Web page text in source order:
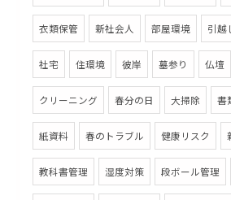
衣類保管 新社会人 部屋環境 引越
社宅 住環境 彼岸 墓参り 仏壇
クリーニング 春分の日 大掃除 書
紙資料 春のトラブル 健康リスク
教科書管理 湿度対策 段ボール管理